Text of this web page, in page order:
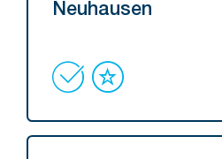
Neuhausen